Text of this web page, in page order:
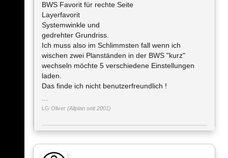
BWS Favorit für rechte Seite
Layerfavorit
Systemwinkle und
gedrehter Grundriss.
Ich muss also im Schlimmsten fall wenn ich
wischen zwei Planständen in der BWS "kurz"
wechseln möchte 5 verschiedene Einstellungen
laden.
Das finde ich nicht benutzerfreundlich !
LG Oliver (Allplan seit 2001)